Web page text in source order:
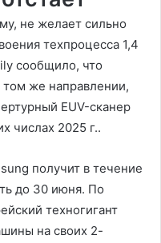
не желает сильно
техпроцесса 1,4
сообщило, что
же направлении,
EUV-сканер
числах 2025 г..
получит в течение
до 30 июня. По
техногигант
на своих 2-